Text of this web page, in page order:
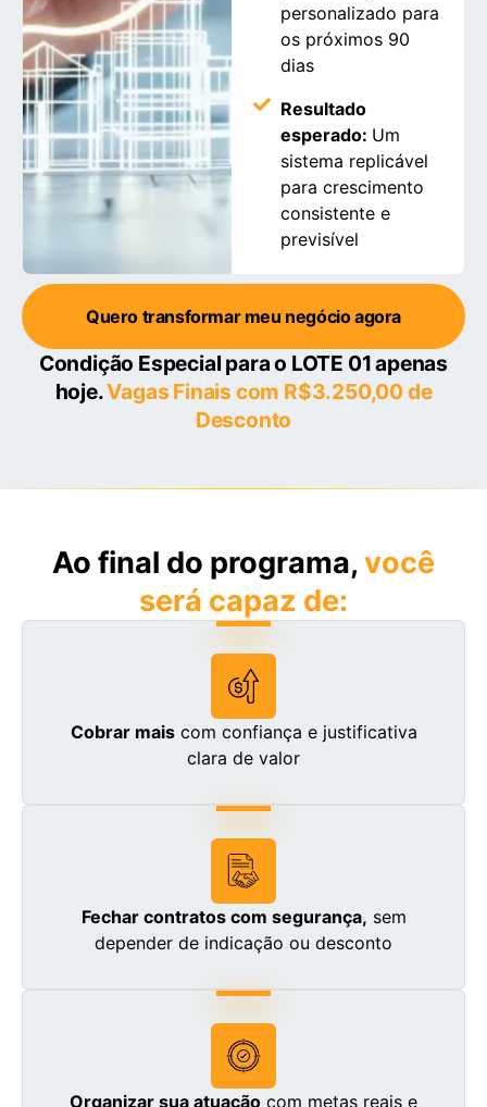
personalizado para
os próximos 90
dias
Resultado
esperado: Um
sistema replicável
para crescimento
consistente e
previsível
Quero transformar meu negócio agora
Condição Especial para o LOTE 01 apenas
hoje.Vagas Finais com R$3.250,00 de
Desconto
Ao final do programa, você
será capaz de:
Cobrar maiscom confiança e justificativa
clara de valor
Fechar contratos com segurança, sem
depender de indicação ou desconto
Organizar sua atuação com metas reais e